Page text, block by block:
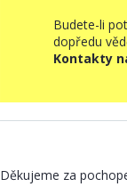
Budete-li
dopředu
Kontakty
Děkujeme za